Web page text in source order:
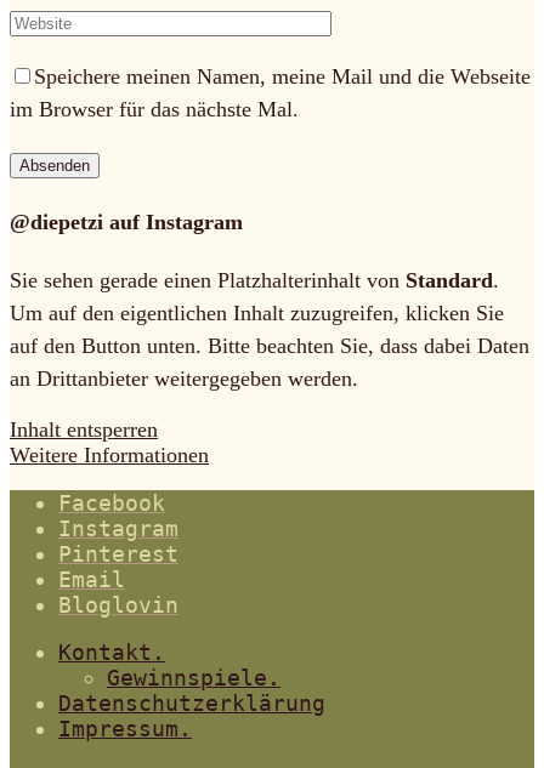
Speichere meinen Namen, meine Mail und die Webseite
im Browser für das nächste Mal.
@diepetzi auf Instagram
Sie sehen gerade einen Platzhalterinhalt von Standard.
Um auf den eigentlichen Inhalt zuzugreifen, klicken Sie
auf den Button unten. Bitte beachten Sie, dass dabei Daten
an Drittanbieter weitergegeben werden.
Inhalt entsperren
Weitere Informationen
Facebook
Instagram
Pinterest
Email
Bloglovin
Kontakt.
Gewinnspiele.
Datenschutzerklärung
Impressum.